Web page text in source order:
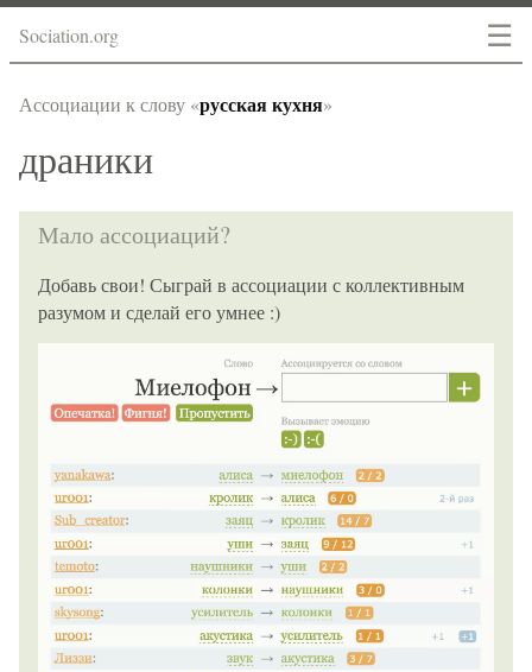
☰
Sociation.org
Ассоциации к слову «русская кухня»
драники
Мало ассоциаций?
Добавь свои! Сыграй в ассоциации с коллективным
разумом и сделай его умнее :)